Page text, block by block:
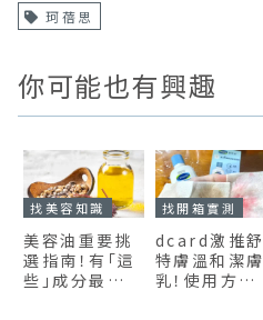
珂蓓思
你可能也有興趣
找美容知識
美容油重要挑
選指南！有「這
些」成分最好、
找開箱實測
dcard激推舒
特膚溫和潔膚
乳！使用方法、